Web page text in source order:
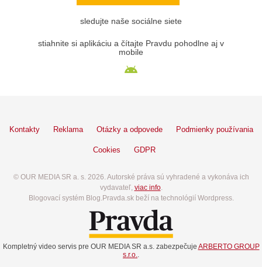
sledujte naše sociálne siete
stiahnite si aplikáciu a čítajte Pravdu pohodlne aj v
mobile
Kontakty Reklama Otázky a odpovede Podmienky používania
Cookies GDPR
© OUR MEDIA SR a. s. 2026. Autorské práva sú vyhradené a vykonáva ich
vydavateľ, viac info.
Blogovací systém Blog.Pravda.sk beží na technológií Wordpress.
Kompletný video servis pre OUR MEDIA SR a.s. zabezpečuje ARBERTO GROUP
s.r.o..